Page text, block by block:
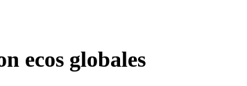
ecos globales